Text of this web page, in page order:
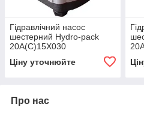
Гідравлічний насос
шестерний Hydro-pack
20А(С)15X030
Ціну уточнюйте
Про нас